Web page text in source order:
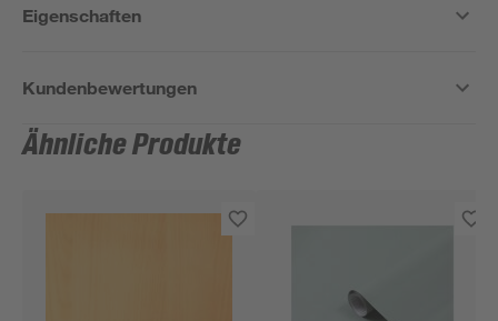
Eigenschaften
Kundenbewertungen
Ähnliche Produkte